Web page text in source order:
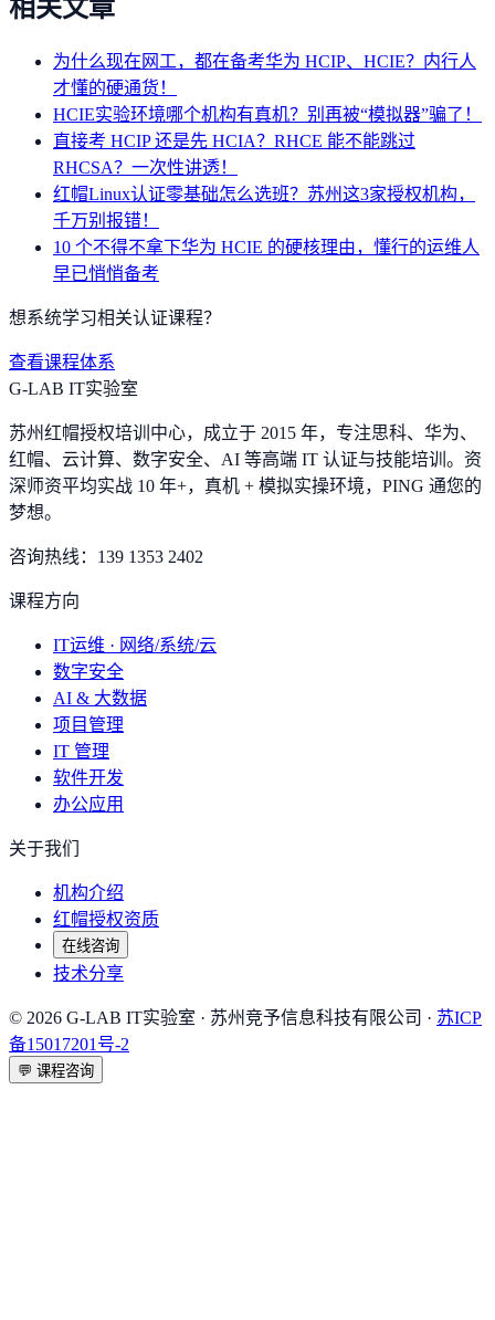
相关文章
为什么现在网工，都在备考华为 HCIP、HCIE？内行人
才懂的硬通货！
HCIE实验环境哪个机构有真机？别再被“模拟器”骗了！
直接考 HCIP 还是先 HCIA？RHCE 能不能跳过
RHCSA？一次性讲透！
红帽Linux认证零基础怎么选班？苏州这3家授权机构，
千万别报错！
10 个不得不拿下华为 HCIE 的硬核理由，懂行的运维人
早已悄悄备考
想系统学习相关认证课程？
查看课程体系
G-LAB IT实验室
苏州红帽授权培训中心，成立于 2015 年，专注思科、华为、
红帽、云计算、数字安全、AI 等高端 IT 认证与技能培训。资
深师资平均实战 10 年+，真机 + 模拟实操环境， PING 通您的
梦想。
咨询热线： 139 1353 2402
课程方向
IT运维 · 网络/系统/云
数字安全
AI & 大数据
项目管理
IT 管理
软件开发
办公应用
关于我们
机构介绍
红帽授权资质
在线咨询
技术分享
© 2026 G-LAB IT实验室 · 苏州竞予信息科技有限公司 · 苏ICP
备15017201号-2
💬 课程咨询